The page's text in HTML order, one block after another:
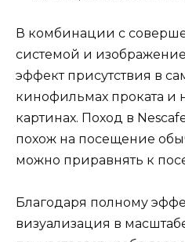
В комбинации с
системой и
эффект присутствия в
кинофильмах проката и
картинах. Поход в
похож на посещение
можно приравнять к
Благодаря полному
визуализация в